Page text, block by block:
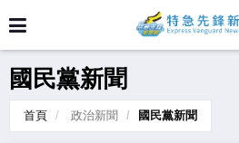
國民黨新聞
首頁 政治新聞 國民黨新聞